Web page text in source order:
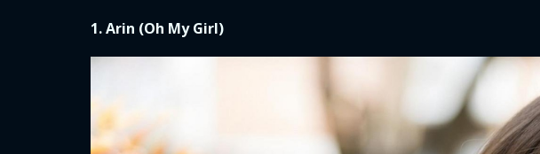
1. Arin (Oh My Girl)